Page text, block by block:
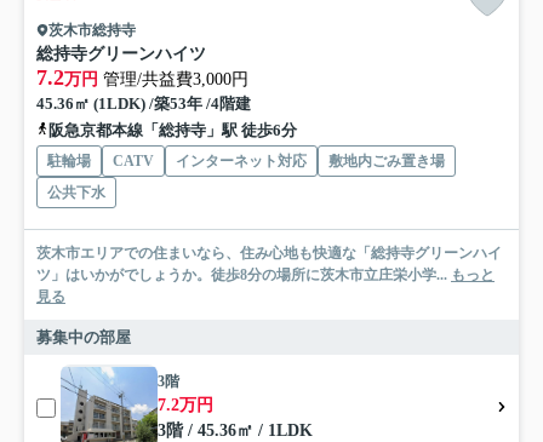
茨木市総持寺
総持寺グリーンハイツ
7.2万円 管理/共益費3,000円
45.36㎡ (1LDK) /築53年 /4階建
阪急京都本線「総持寺」駅 徒歩6分
駐輪場 CATV インターネット対応
敷地内ごみ置き場
公共下水
茨木市エリアでの住まいなら、住み心地も快適な「総持寺グリーンハイ
ツ」はいかがでしょうか。徒歩8分の場所に茨木市立庄栄小学... もっと
見る
募集中の部屋
3階
7.2万円
3階 / 45.36㎡ / 1LDK